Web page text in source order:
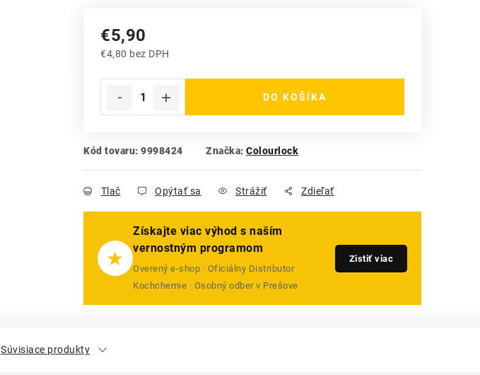
€5,90
€4,80 bez DPH
DO KOŠÍKA
Kód tovaru: 9998424 Značka: Colourlock
Tlač Opýtať sa Strážiť Zdieľať
★
Získajte viac výhod s naším
vernostným programom
Overený e-shop · Oficiálny Distributor
Kochchemie · Osobný odber v Prešove
Zistiť viac
Súvisiace produkty